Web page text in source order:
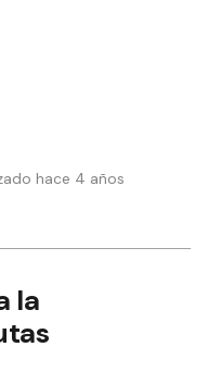
hace 4 años
la